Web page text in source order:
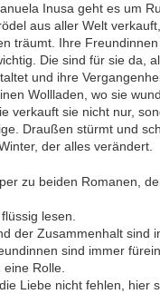
Inusa geht es um
aus aller Welt
träumt. Ihre
Die sind für sie da,
und ihre
Wollladen, wo sie
verkauft sie nicht nur,
Draußen stürmt und
der alles verändert.
zu beiden Romanen,
lesen.
der Zusammenhalt sind
sind immer
Rolle.
Liebe nicht fehlen, hier